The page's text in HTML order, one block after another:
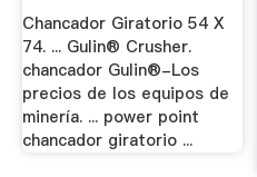
Chancador Giratorio 54 X
74. ... Gulin® Crusher.
chancador Gulin®-Los
precios de los equipos de
minería. ... power point
chancador giratorio ...